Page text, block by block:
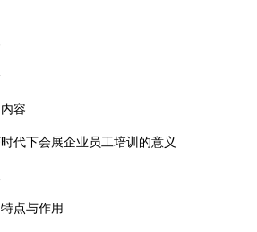
容
下会展企业员工培训的意义
点与作用